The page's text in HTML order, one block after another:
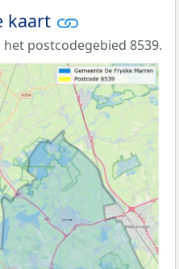
kaart
postcodegebied 8539.